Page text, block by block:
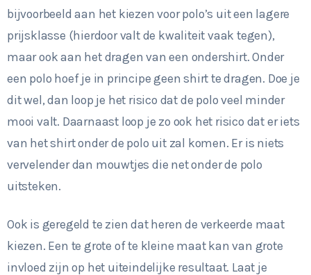
bijvoorbeeld aan het kiezen voor polo’s uit een lagere
prijsklasse (hierdoor valt de kwaliteit vaak tegen),
maar ook aan het dragen van een ondershirt. Onder
een polo hoef je in principe geen shirt te dragen. Doe je
dit wel, dan loop je het risico dat de polo veel minder
mooi valt. Daarnaast loop je zo ook het risico dat er iets
van het shirt onder de polo uit zal komen. Er is niets
vervelender dan mouwtjes die net onder de polo
uitsteken.
Ook is geregeld te zien dat heren de verkeerde maat
kiezen. Een te grote of te kleine maat kan van grote
invloed zijn op het uiteindelijke resultaat. Laat je